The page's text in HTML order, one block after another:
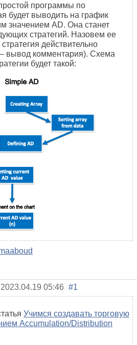
программы по
будет выводить на график
значением AD. Она станет
стратегий. Назовем ее
действительно
вывод комментария). Схема
будет такой:
2023.04.19 05:46 #1
Учимся создавать торговую
Accumulation/Distribution